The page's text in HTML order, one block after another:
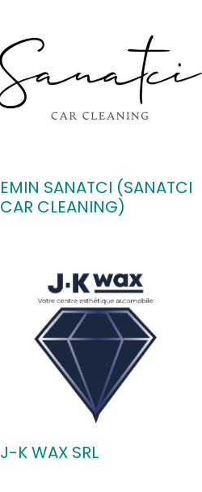
EMIN SANATCI (SANATCI
CAR CLEANING)
J-K WAX SRL